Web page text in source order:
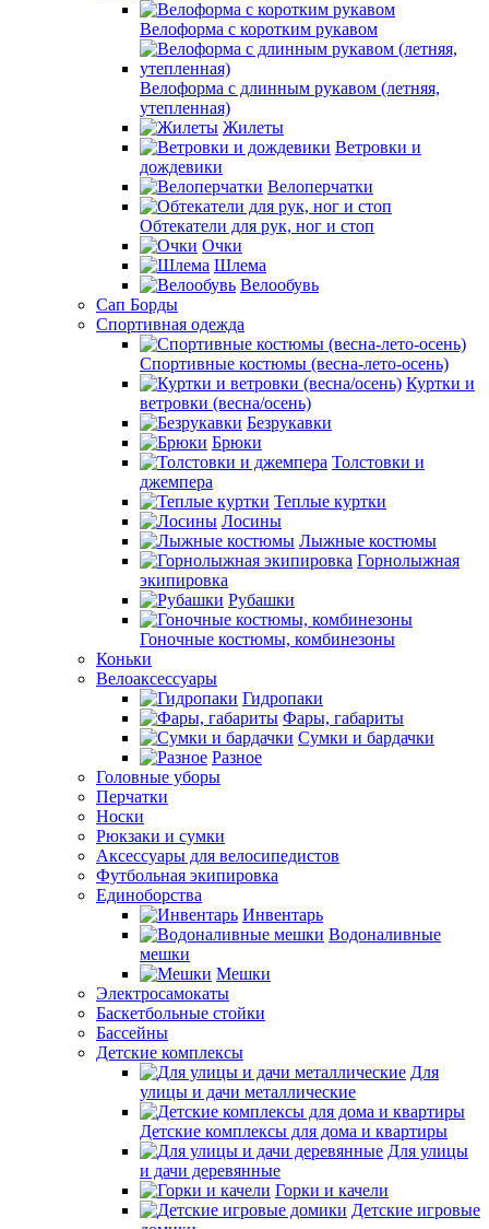
Велоформа с коротким рукавом
Велоформа с длинным рукавом (летняя,
утепленная)
Жилеты
Ветровки и
дождевики
Велоперчатки
Обтекатели для рук, ног и стоп
Очки
Шлема
Велообувь
Сап Борды
Спортивная одежда
Спортивные костюмы (весна-лето-осень)
Куртки и
ветровки (весна/осень)
Безрукавки
Брюки
Толстовки и
джемпера
Теплые куртки
Лосины
Лыжные костюмы
Горнолыжная
экипировка
Рубашки
Гоночные костюмы, комбинезоны
Коньки
Велоаксессуары
Гидропаки
Фары, габариты
Сумки и бардачки
Разное
Головные уборы
Перчатки
Носки
Рюкзаки и сумки
Аксессуары для велосипедистов
Футбольная экипировка
Единоборства
Инвентарь
Водоналивные
мешки
Мешки
Электросамокаты
Баскетбольные стойки
Бассейны
Детские комплексы
Для
улицы и дачи металлические
Детские комплексы для дома и квартиры
Для улицы
и дачи деревянные
Горки и качели
Детские игровые